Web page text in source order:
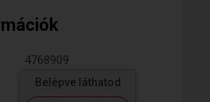
4768909
Belépve láthatod